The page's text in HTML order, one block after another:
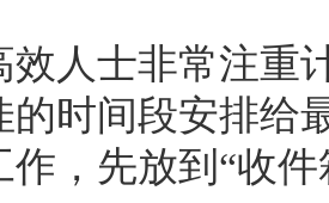
士非常注重计
的时间段安排给
作，先放到“收